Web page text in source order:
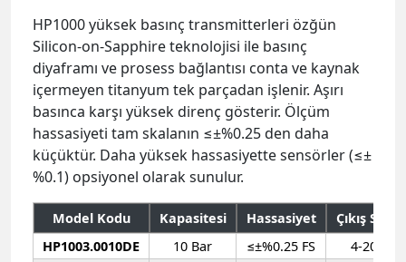
HP1000 yüksek basınç transmitterleri özğün
Silicon-on-Sapphire teknolojisi ile basınç
diyaframı ve prosess bağlantısı conta ve kaynak
içermeyen titanyum tek parçadan işlenir. Aşırı
basınca karşı yüksek direnç gösterir. Ölçüm
hassasiyeti tam skalanın ≤±%0.25 den daha
küçüktür. Daha yüksek hassasiyette sensörler (≤±
%0.1) opsiyonel olarak sunulur.
Model Kodu Kapasitesi Hassasiyet
Çıkış
HP1003.0010DE
10 Bar ≤±%0.25 FS
4-20mA